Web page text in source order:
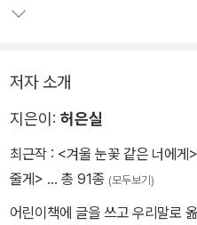
유물이나 이제는 잊힌 생활양식
저자 소개
지은이: 허은실
최근작 : <겨울 눈꽃 같은 너에게>
줄게> … 총 91종 (모두보기)
어린이책에 글을 쓰고 우리말로